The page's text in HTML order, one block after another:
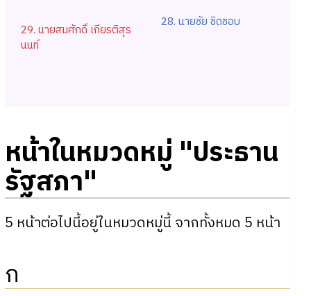
29. นายสมศักดิ์ เกียรติสุร
นนท์
28. นายชัย ชิดชอบ
หน้าในหมวดหมู่ "ประธาน
รัฐสภา"
5 หน้าต่อไปนี้อยู่ในหมวดหมู่นี้ จากทั้งหมด 5 หน้า
ก